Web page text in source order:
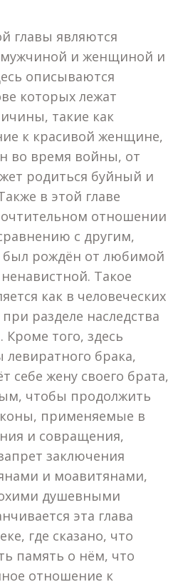
главы являются
и женщиной и
описываются
которых лежат
такие как
к красивой женщине,
во время войны, от
родиться буйный и
в этой главе
отношении
с другим,
был рождён от любимой
Такое
как в человеческих
разделе наследства
Кроме того, здесь
брака,
себе жену своего брата,
чтобы продолжить
применяемые в
и совращения,
заключения
и моавитянами,
душевными
эта глава
где сказано, что
память о нём, что
отношение к